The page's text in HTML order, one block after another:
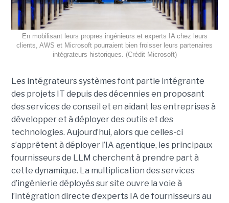
En mobilisant leurs propres ingénieurs et experts IA chez leurs
clients, AWS et Microsoft pourraient bien froisser leurs partenaires
intégrateurs historiques. (Crédit Microsoft)
Les intégrateurs systèmes font partie intégrante
des projets IT depuis des décennies en proposant
des services de conseil et en aidant les entreprises à
développer et à déployer des outils et des
technologies. Aujourd’hui, alors que celles-ci
s’apprêtent à déployer l’IA agentique, les principaux
fournisseurs de LLM cherchent à prendre part à
cette dynamique. La multiplication des services
d’ingénierie déployés sur site ouvre la voie à
l’intégration directe d’experts IA de fournisseurs au